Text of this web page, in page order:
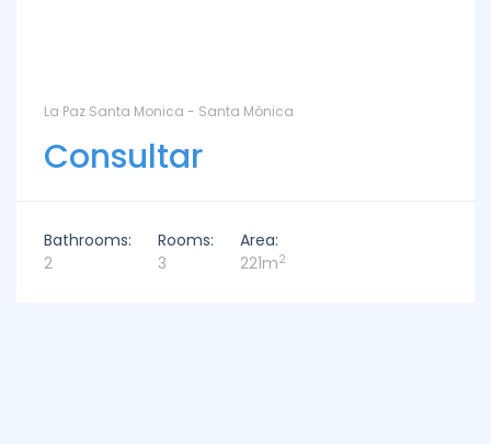
La Paz Santa Monica - Santa Mónica
Consultar
Bathrooms:
2
Rooms:
3
Area:
221m2